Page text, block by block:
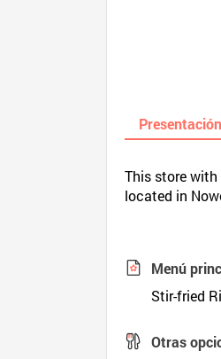
Presentación
This store
located in
Menú
Stir-fried
Otras